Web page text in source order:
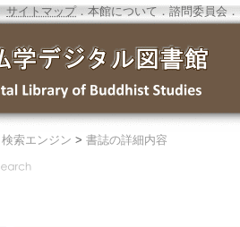
サイトマップ．本館について ． 諮問委員会 ．
検索エンジン > 書誌の詳細内容